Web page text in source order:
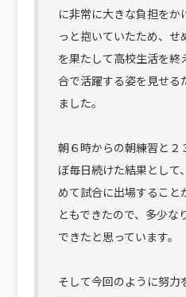
に非常に大きな負担をか
っと抱いていたため、せ
を果たして高校生活を終
合で活躍する姿を見せる
ました。
朝６時からの朝練習と２
ぼ毎日続けた結果として
めて試合に出場すること
ともできたので、多少な
できたと思っています。
そして今回のように努力